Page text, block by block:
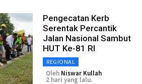
Pengecatan Kerb
Serentak Percantik
Jalan Nasional Sambut
HUT Ke-81 RI
REGIONAL
Oleh Niswar Kullah
2 hari yang lalu.